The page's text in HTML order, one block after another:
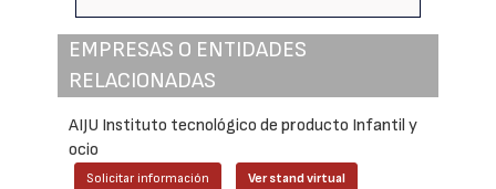
EMPRESAS O ENTIDADES
RELACIONADAS
AIJU Instituto tecnológico de producto Infantil y
ocio
Solicitar información Ver stand virtual